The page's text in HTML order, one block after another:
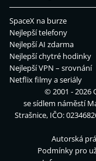
SpaceX na burze
Nejlepší telefony
Nejlepší AI zdarma
Nejlepší chytré hodinky
Nejlepší VPN – srovnání
Netflix filmy a seriály
© 2001 - 2026
se sídlem náměstí
Strašnice, IČO:
Autorská
Podmínky pro